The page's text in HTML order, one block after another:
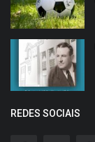
REDES SOCIAIS